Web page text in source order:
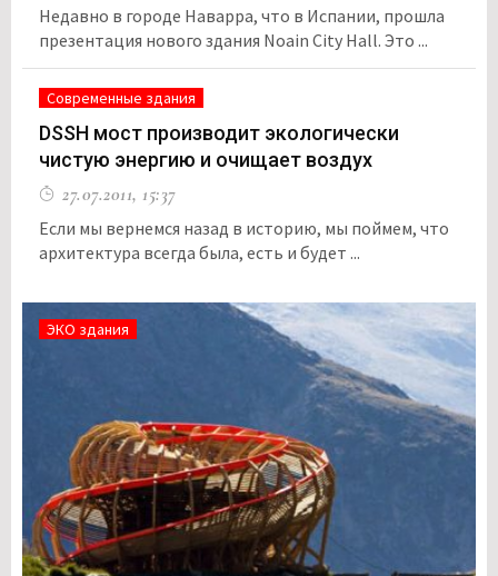
Недавно в городе Наварра, что в Испании, прошла
презентация нового здания Noain City Hall. Это ...
Современные здания
DSSH мост производит экологически
чистую энергию и очищает воздух
27.07.2011, 15:37
Если мы вернемся назад в историю, мы поймем, что
архитектура всегда была, есть и будет ...
ЭКО здания